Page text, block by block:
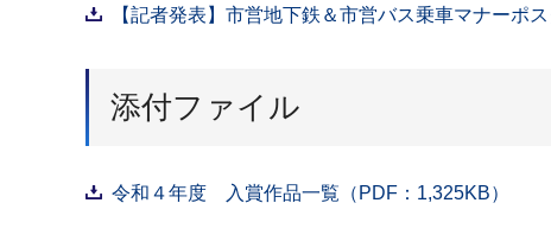
【記者発表】市営地下鉄＆市営バス乗車マナーポ
添付ファイル
令和４年度 入賞作品一覧（PDF：1,325KB）